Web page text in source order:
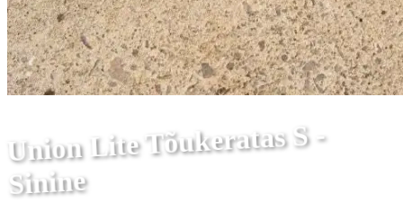
Union Lite Tõukeratas S -
Sinine